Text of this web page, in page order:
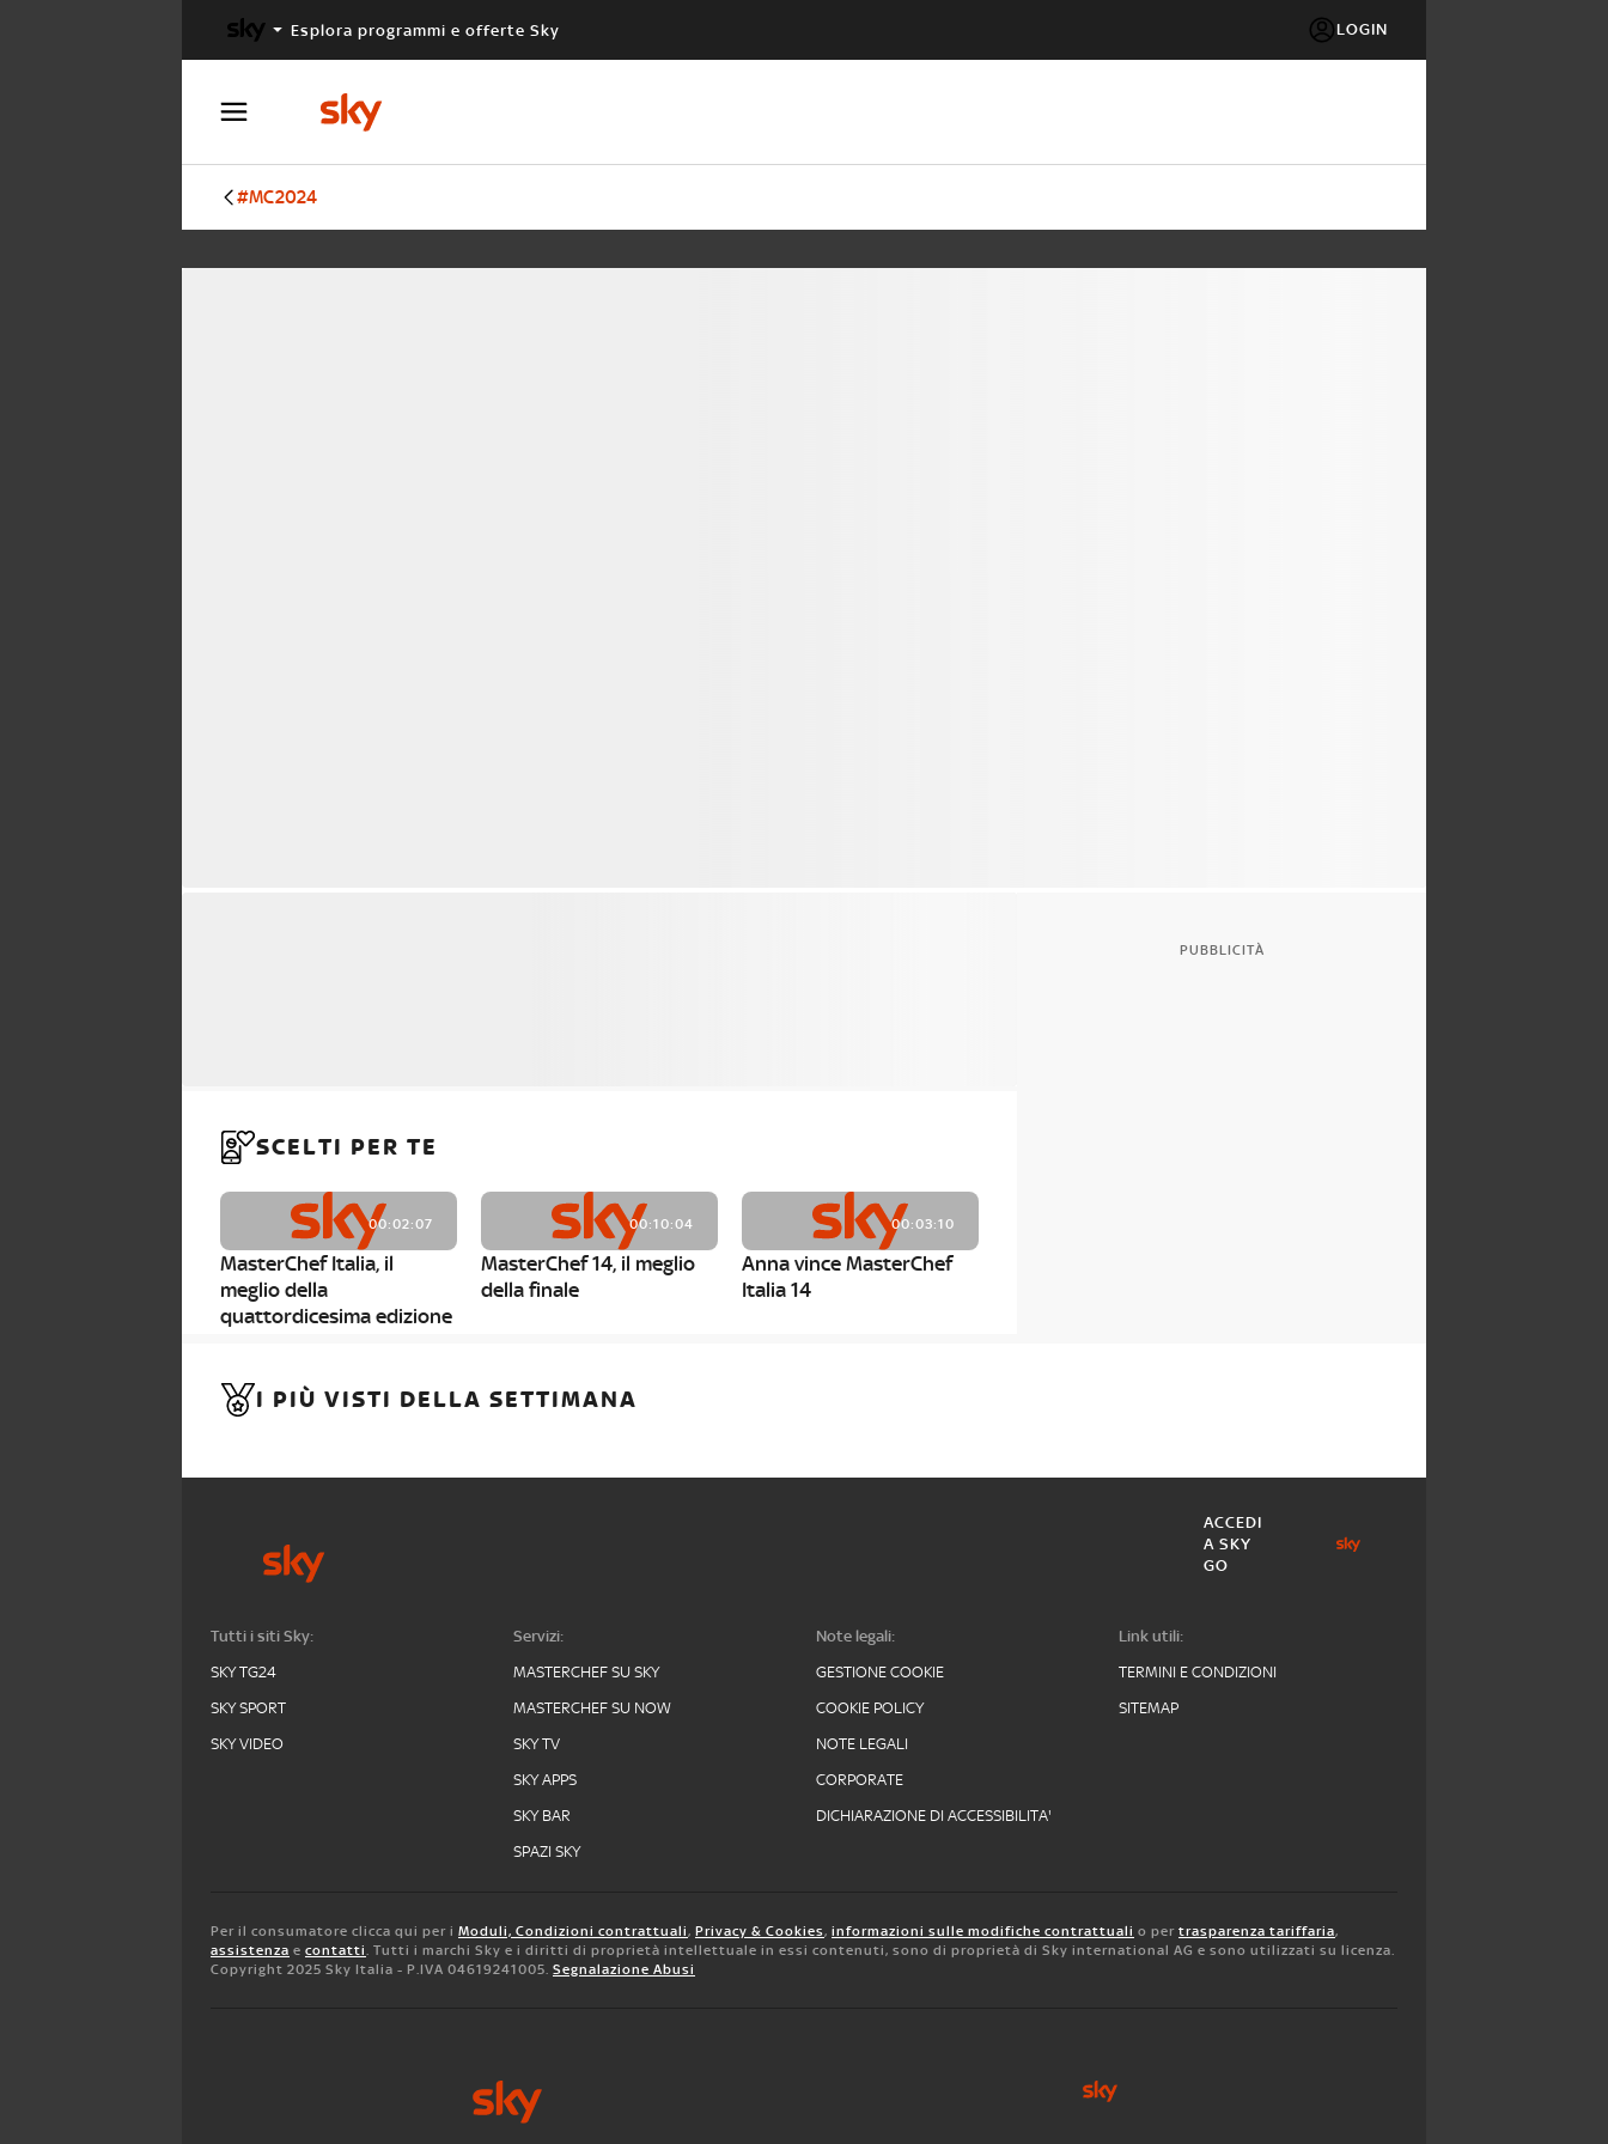
Esplora programmi e offerte Sky LOGIN
#MC2024
SCELTI PER TE
00:02:07
MasterChef Italia, il
meglio della
quattordicesima edizione
00:10:04
MasterChef 14, il meglio
della finale
00:03:10
Anna vince MasterChef
Italia 14
PUBBLICITÀ
I PIÙ VISTI DELLA SETTIMANA
ACCEDI
A SKY
GO
Tutti i siti Sky:
SKY TG24
SKY SPORT
SKY VIDEO
Servizi:
MASTERCHEF SU SKY
MASTERCHEF SU NOW
SKY TV
SKY APPS
SKY BAR
SPAZI SKY
Note legali:
GESTIONE COOKIE
COOKIE POLICY
NOTE LEGALI
CORPORATE
DICHIARAZIONE DI ACCESSIBILITA'
Link utili:
TERMINI E CONDIZIONI
SITEMAP
Per il consumatore clicca qui per i Moduli, Condizioni contrattuali, Privacy & Cookies, informazioni sulle modifiche contrattuali o per trasparenza tariffaria,
assistenza e contatti. Tutti i marchi Sky e i diritti di proprietà intellettuale in essi contenuti, sono di proprietà di Sky international AG e sono utilizzati su licenza.
Copyright 2025 Sky Italia - P.IVA 04619241005. Segnalazione Abusi